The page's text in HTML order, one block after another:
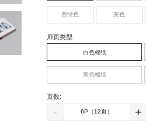
墨绿色 灰色
扉页类型:
白色棉纸
黑色棉纸
页数:
- +